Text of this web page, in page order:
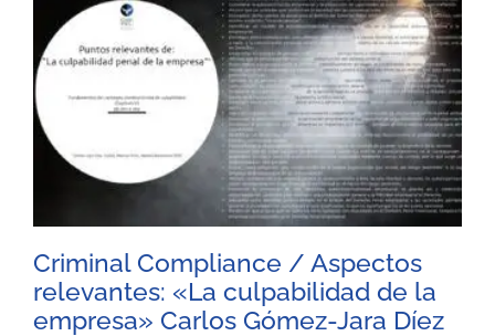
Criminal Compliance / Aspectos
relevantes: «La culpabilidad de la
empresa» Carlos Gómez-Jara Díez